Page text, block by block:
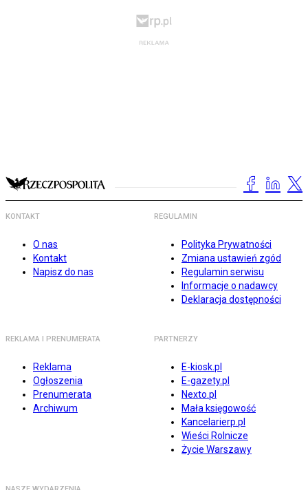
KONTAKT
O nas
Kontakt
Napisz do nas
REGULAMIN
Polityka Prywatności
Zmiana ustawień zgód
Regulamin serwisu
Informacje o nadawcy
Deklaracja dostępności
REKLAMA I PRENUMERATA
Reklama
Ogłoszenia
Prenumerata
Archiwum
PARTNERZY
E-kiosk.pl
E-gazety.pl
Nexto.pl
Mała księgowość
Kancelarierp.pl
Wieści Rolnicze
Życie Warszawy